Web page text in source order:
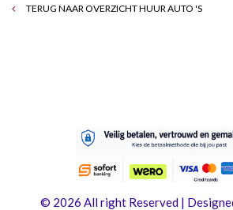
TERUG NAAR OVERZICHT HUUR AUTO 'S
© 2026 All right Reserved |